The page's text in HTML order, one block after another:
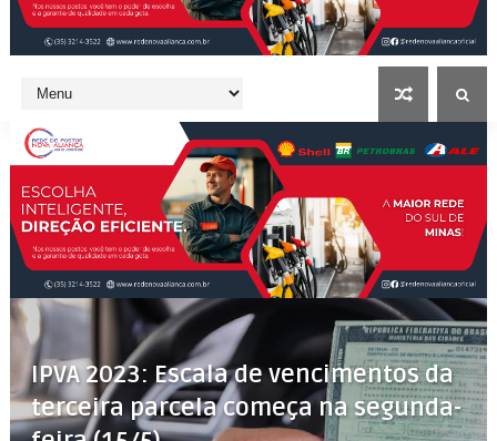
IPVA 2023: Escala de vencimentos da
terceira parcela começa na segunda-